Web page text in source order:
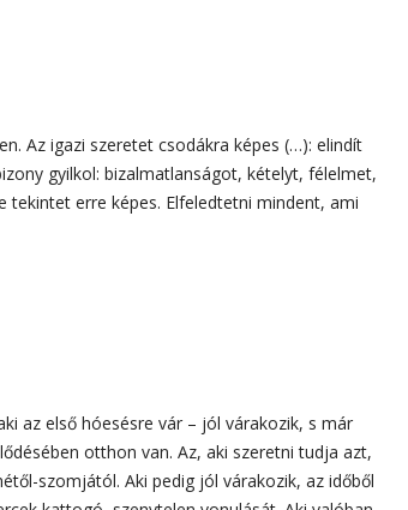
Az igazi szeretet csodákra képes (…): elindít
gyilkol: bizalmatlanságot, kételyt, félelmet,
erre képes. Elfeledtetni mindent, ami
az első hóesésre vár – jól várakozik, s már
otthon van. Az, aki szeretni tudja azt,
szomjától. Aki pedig jól várakozik, az időből